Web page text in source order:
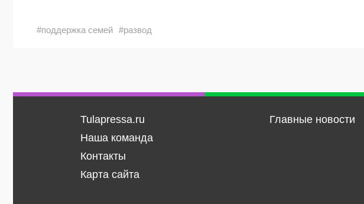
#поддержка семей #развод
Tulapressa.ru
Наша команда
Контакты
Карта сайта
Главные новости